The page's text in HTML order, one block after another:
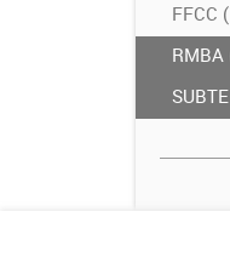
FFCC
RMBA